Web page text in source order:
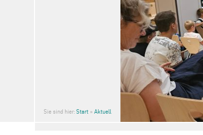
Sie sind hier: Start » Aktuell